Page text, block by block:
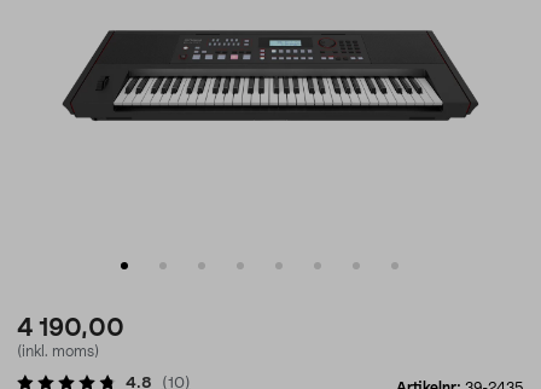
4 190,00
(inkl. moms)
4.8 (10)